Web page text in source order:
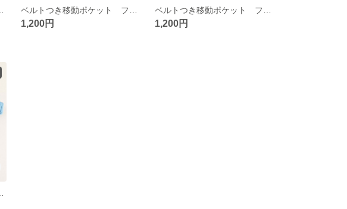
1,200円 1,200円